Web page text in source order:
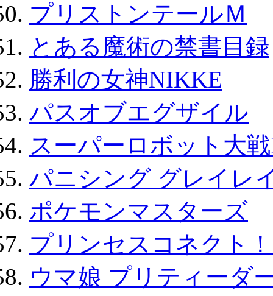
プリストンテールＭ
とある魔術の禁書目録
勝利の女神NIKKE
パスオブエグザイル
スーパーロボット大
パニシング グレイレ
ポケモンマスターズ
プリンセスコネクト
ウマ娘 プリティーダ